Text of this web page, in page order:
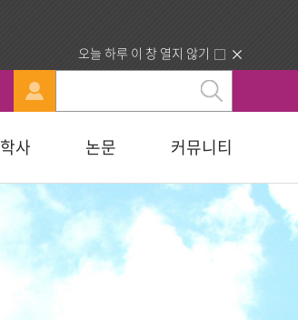
오늘 하루 이 창 열지 않기
행정부서 안내
찾아오시는길
묻고답하기
합격자조회/고지서출력
교육대학원
교육학석사
학사
휴·복학 안내
논문
연구윤리자료실
커뮤니티
청빙게시판